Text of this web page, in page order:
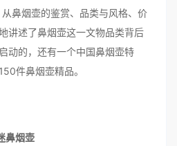
鼻烟壶的鉴赏、品类与风格、价
讲述了鼻烟壶这一文物品类背后
动的，还有一个中国鼻烟壶特
件鼻烟壶精品。
烟壶